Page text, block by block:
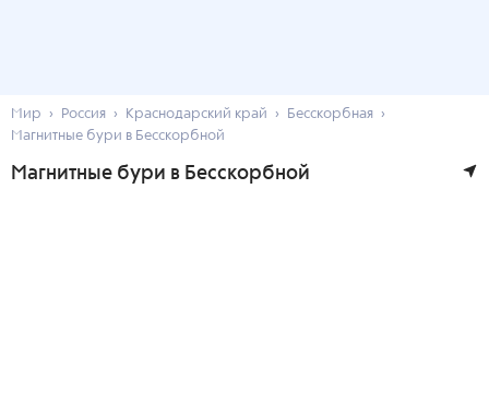
Мир Россия Краснодарский край
Бесскорбная
Магнитные бури в Бесскорбной
Магнитные бури в Бесскорбной